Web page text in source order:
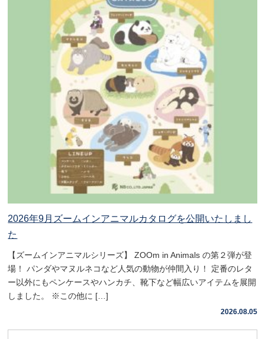
2026年9月ズームインアニマルカタログを公開いたしまし
た
【ズームインアニマルシリーズ】 ZOOm in Animals の第２弾が登
場！ パンダやマヌルネコなど人気の動物が仲間入り！ 定番のレタ
ー以外にもペンケースやハンカチ、靴下など幅広いアイテムを展開
しました。 ※この他に […]
2026.08.05